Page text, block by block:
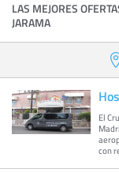
LAS MEJORES
JARAMA
El
con